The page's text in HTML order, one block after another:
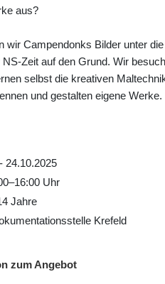
aus?
wir Campendonks Bilder unter
Zeit auf den Grund. Wir
selbst die kreativen
und gestalten eigene Werke.
24.10.2025
Uhr
Jahre
Krefeld
zum Angebot